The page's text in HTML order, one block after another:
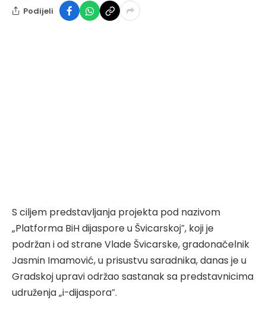
Podijeli
S ciljem predstavljanja projekta pod nazivom
„Platforma BiH dijaspore u Švicarskoj”, koji je
podržan i od strane Vlade Švicarske, gradonačelnik
Jasmin Imamović, u prisustvu saradnika, danas je u
Gradskoj upravi održao sastanak sa predstavnicima
udruženja „i-dijaspora”.